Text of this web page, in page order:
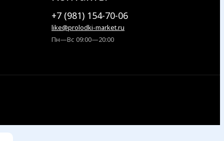
+7 (981) 154-70-06
like@prolodki-market.ru
Пн—Вс 09:00—20:00